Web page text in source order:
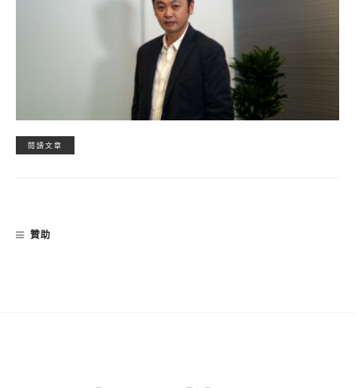
閱讀文章
贊助